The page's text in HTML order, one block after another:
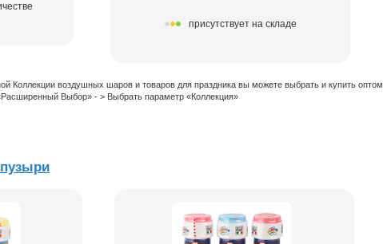
присутствует на складе
Коллекции воздушных шаров и товаров для праздника вы можете выбрать и купить оптом
Выбор» - > Выбрать параметр «Коллекция»